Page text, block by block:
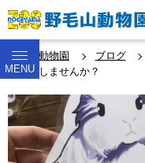
MENU
野毛山動物園 ブログ
オシ活しませんか？